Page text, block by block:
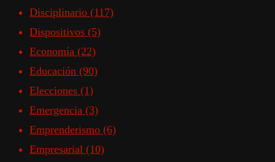
Disciplinario (117)
Dispositivos (5)
Economía (22)
Educación (90)
Elecciones (1)
Emergencia (3)
Emprenderismo (6)
Empresarial (10)